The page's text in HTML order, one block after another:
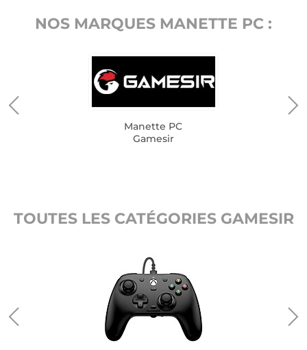
NOS MARQUES MANETTE PC :
Manette PC
Gamesir
TOUTES LES CATÉGORIES GAMESIR